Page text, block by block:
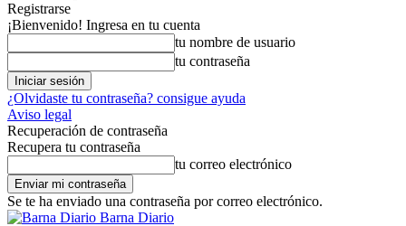
Registrarse
¡Bienvenido! Ingresa en tu cuenta
tu nombre de usuario
tu contraseña
¿Olvidaste tu contraseña? consigue ayuda
Aviso legal
Recuperación de contraseña
Recupera tu contraseña
tu correo electrónico
Se te ha enviado una contraseña por correo electrónico.
Barna Diario